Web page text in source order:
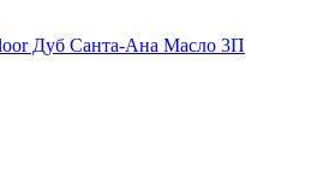
Дуб Санта-Ана Масло 3П